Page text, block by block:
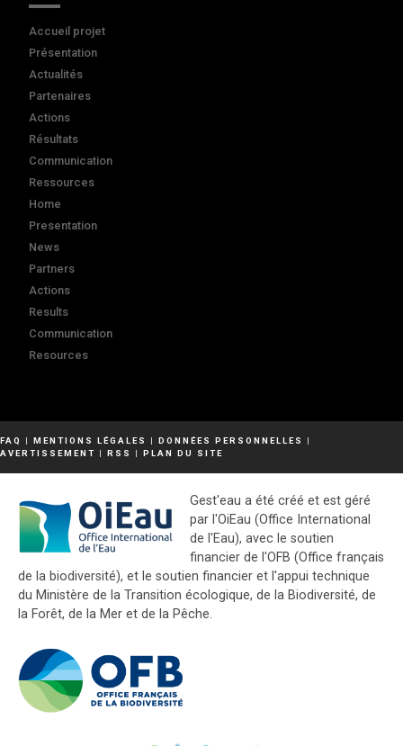
Accueil projet
Présentation
Actualités
Partenaires
Actions
Résultats
Communication
Ressources
Home
Presentation
News
Partners
Actions
Results
Communication
Resources
FAQ | MENTIONS LÉGALES | DONNÉES PERSONNELLES
|
AVERTISSEMENT | RSS | PLAN DU SITE
Gest'eau a été créé et est géré
par l'OiEau (Office International
de l'Eau), avec le soutien
financier de l'OFB (Office français
de la biodiversité), et le soutien financier et l'appui technique
du Ministère de la Transition écologique, de la Biodiversité, de
la Forêt, de la Mer et de la Pêche.